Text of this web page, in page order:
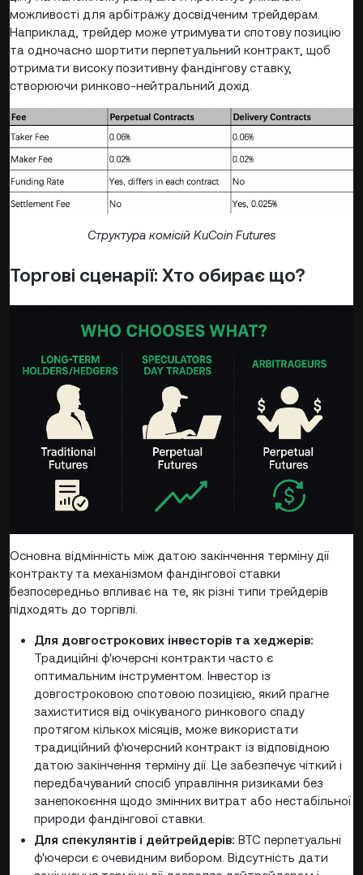
можливості для арбітражу досвідченим трейдерам.
Наприклад, трейдер може утримувати спотову позицію
та одночасно шортити перпетуальний контракт, щоб
отримати високу позитивну фандінгову ставку,
створюючи ринково-нейтральний дохід.
Структура комісій KuCoin Futures
Торгові сценарії: Хто обирає що?
Основна відмінність між датою закінчення терміну дії
контракту та механізмом фандінгової ставки
безпосередньо впливає на те, як різні типи трейдерів
підходять до торгівлі.
Для довгострокових інвесторів та хеджерів:
Традиційні ф'ючерсні контракти часто є
оптимальним інструментом. Інвестор із
довгостроковою спотовою позицією, який прагне
захиститися від очікуваного ринкового спаду
протягом кількох місяців, може використати
традиційний ф'ючерсний контракт із відповідною
датою закінчення терміну дії. Це забезпечує чіткий і
передбачуваний спосіб управління ризиками без
занепокоєння щодо змінних витрат або нестабільної
природи фандінгової ставки.
Для спекулянтів і дейтрейдерів: BTC перпетуальні
ф'ючерси є очевидним вибором. Відсутність дати